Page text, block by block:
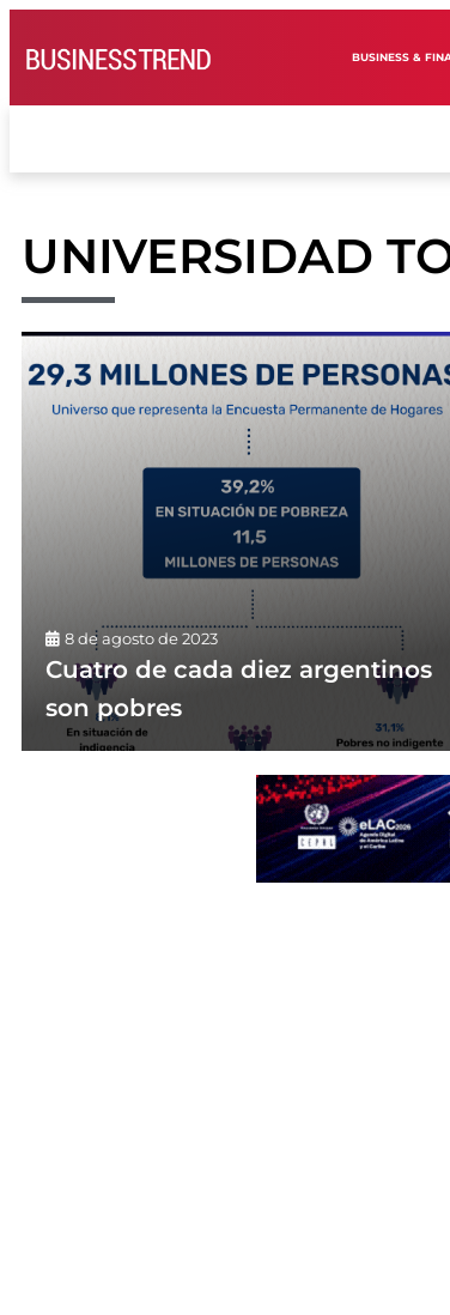
BUSINESS &
UNIVERSIDAD
8 de agosto de 2023
Cuatro de cada diez argentinos
son pobres